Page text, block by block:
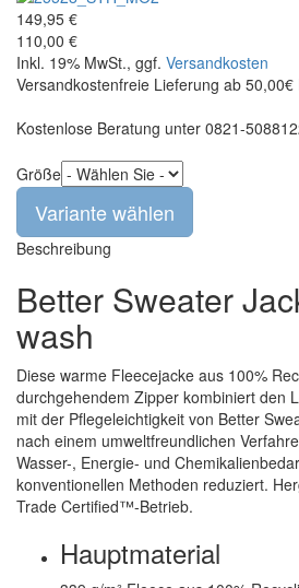
149,95 €
110,00 €
Inkl. 19% MwSt., ggf. Versandkosten
Versandkostenfreie Lieferung ab 50,00€
Kostenlose Beratung unter 0821-
Größe
Beschreibung
Better Sweater
wash
Diese warme Fleecejacke aus 100%
durchgehendem Zipper kombiniert den
mit der Pflegeleichtigkeit von Better
nach einem umweltfreundlichen
Wasser-, Energie- und
konventionellen Methoden reduziert.
Trade Certified™-Betrieb.
Hauptmaterial